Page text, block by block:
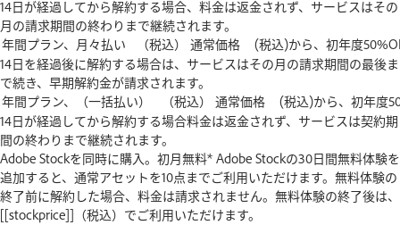
14日が経過してから解約する場合、料金は返金されず、サービスはその
月の請求期間の終わりまで継続されます。
14日を経過後に解約する場合は、サービスはその月の請求期間の最後ま
で続き、早期解約金が請求されます。
14日が経過してから解約する場合料金は返金されず、サービスは契約期
間の終わりまで継続されます。
AdobeStockを同時に購入。 初月無料*AdobeStockの30日間無料体験を
追加すると、 通常アセットを10点までご利用いただけます。 無料体験の
終了前に解約した場合、 料金は請求されません。 無料体験の終了後は、
[[stockprice]] （税込） でご利用いただけます。